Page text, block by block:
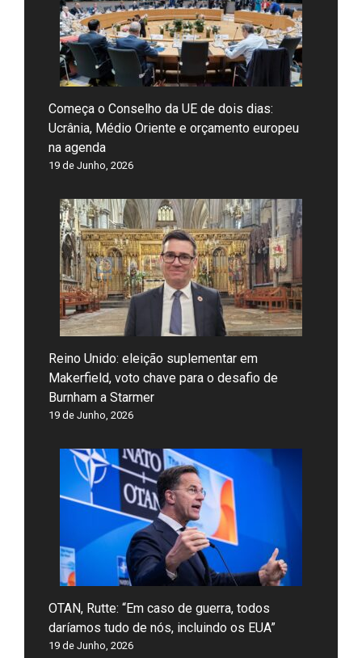
Começa o Conselho da UE de dois dias:
Ucrânia, Médio Oriente e orçamento europeu
na agenda
19 de Junho, 2026
Reino Unido: eleição suplementar em
Makerfield, voto chave para o desafio de
Burnham a Starmer
19 de Junho, 2026
OTAN, Rutte: “Em caso de guerra, todos
daríamos tudo de nós, incluindo os EUA”
19 de Junho, 2026